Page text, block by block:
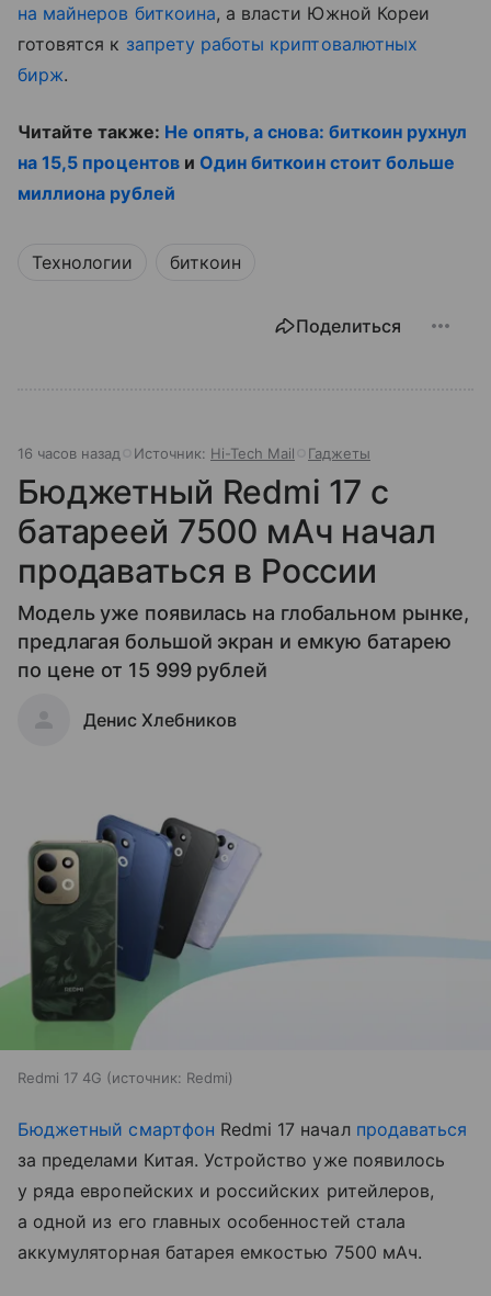
на майнеров биткоина, а власти Южной Кореи
готовятся к запрету работы криптовалютных
бирж.
Читайте также: Не опять, а снова: биткоин рухнул
на 15,5 процентови Один биткоин стоит больше
миллиона рублей
Технологии биткоин
Поделиться
16 часов назад Источник: Hi-Tech Mail Гаджеты
Бюджетный Redmi 17 с
батареей 7500 мАч начал
продаваться в России
Модель уже появилась на глобальном рынке,
предлагая большой экран и емкую батарею
по цене от 15 999 рублей
Денис Хлебников
Redmi 17 4G источник: Redmi
Бюджетный смартфон Redmi 17 начал продаваться
за пределами Китая. Устройство уже появилось
у ряда европейских и российских ритейлеров,
а одной из его главных особенностей стала
аккумуляторная батарея емкостью 7500 мАч.